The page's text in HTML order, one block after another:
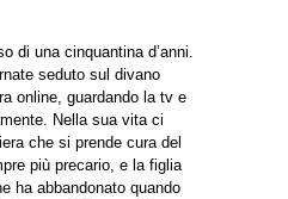
di una cinquantina d’anni.
seduto sul divano
online, guardando la tv e
Nella sua vita ci
che si prende cura del
più precario, e la figlia
ha abbandonato quando